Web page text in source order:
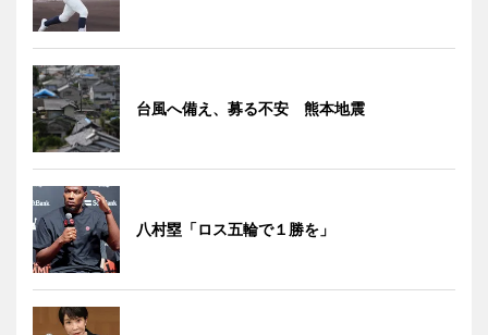
台風へ備え、募る不安 熊本地震
八村塁「ロス五輪で１勝を」